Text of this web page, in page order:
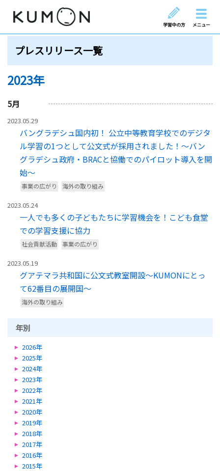
学習中の方 メニュー
プレスリリース一覧
2023年
5月
2023.05.29
バングラデシュ国内初！ 公立中等教育学校でのデジタ
ル学習の1つとして公文式が採用されました！～バン
グラデシュ政府・BRACと協働でのパイロット導入を開
始～
事業の広がり 海外の取り組み
2023.05.24
一人でも多くの子どもたちに学習機会を！こども食堂
での学習支援に協力
社会貢献活動 事業の広がり
2023.05.19
グアテマラ共和国に公文式教室開設～KUMONにとっ
て62番目の展開国～
海外の取り組み
年別
2026年
2025年
2024年
2023年
2022年
2021年
2020年
2019年
2018年
2017年
2016年
2015年